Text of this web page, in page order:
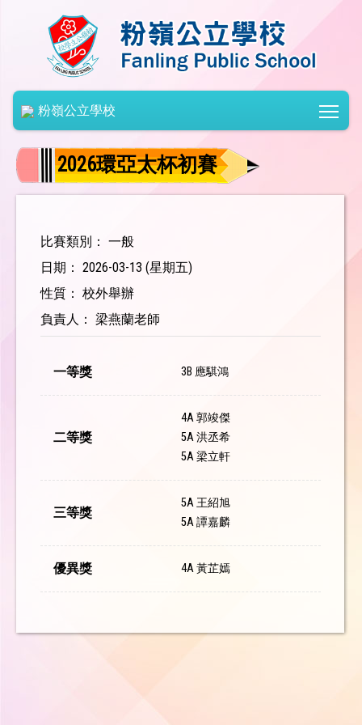
粉嶺公立學校
2026環亞太杯初賽
比賽類別： 一般
日期： 2026-03-13 (星期五)
性質： 校外舉辦
負責人： 梁燕蘭老師
一等獎 3B 應騏鴻
二等獎
4A 郭竣傑
5A 洪丞希
5A 梁立軒
三等獎
5A 王紹旭
5A 譚嘉麟
優異獎 4A 黃芷嫣